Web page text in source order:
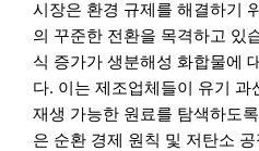
시장은 환경 규제를 해결하기
의 꾸준한 전환을 목격하고 있
식 증가가 생분해성 화합물에
다. 이는 제조업체들이 유기
재생 가능한 원료를 탐색하도
은 순환 경제 원칙 및 저탄소